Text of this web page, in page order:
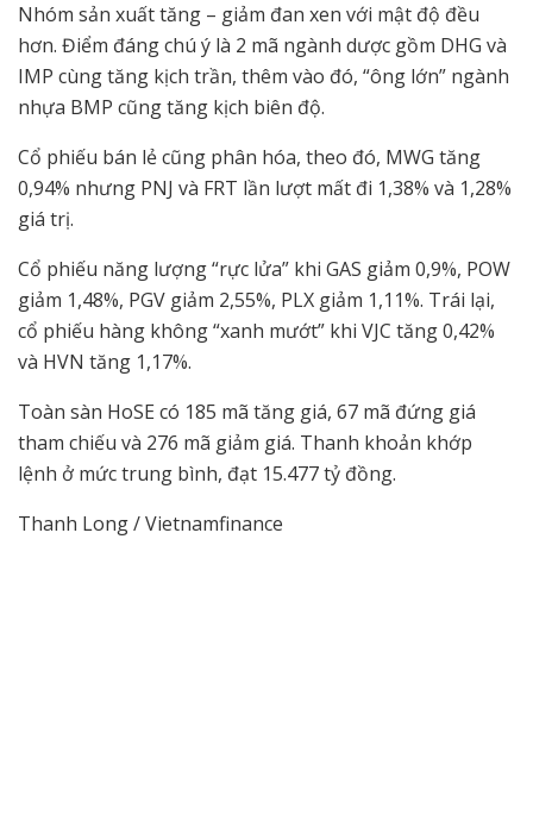
Nhóm sản xuất tăng – giảm đan xen với mật độ đều
hơn. Điểm đáng chú ý là 2 mã ngành dược gồm DHG và
IMP cùng tăng kịch trần, thêm vào đó, “ông lớn” ngành
nhựa BMP cũng tăng kịch biên độ.
Cổ phiếu bán lẻ cũng phân hóa, theo đó, MWG tăng
0,94% nhưng PNJ và FRT lần lượt mất đi 1,38% và 1,28%
giá trị.
Cổ phiếu năng lượng “rực lửa” khi GAS giảm 0,9%, POW
giảm 1,48%, PGV giảm 2,55%, PLX giảm 1,11%. Trái lại,
cổ phiếu hàng không “xanh mướt” khi VJC tăng 0,42%
và HVN tăng 1,17%.
Toàn sàn HoSE có 185 mã tăng giá, 67 mã đứng giá
tham chiếu và 276 mã giảm giá. Thanh khoản khớp
lệnh ở mức trung bình, đạt 15.477 tỷ đồng.
Thanh Long / Vietnamfinance